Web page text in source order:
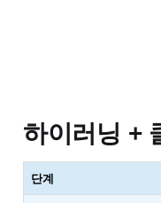
하이러닝 +
단계